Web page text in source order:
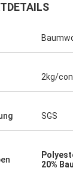
2kg/
SGS
20%